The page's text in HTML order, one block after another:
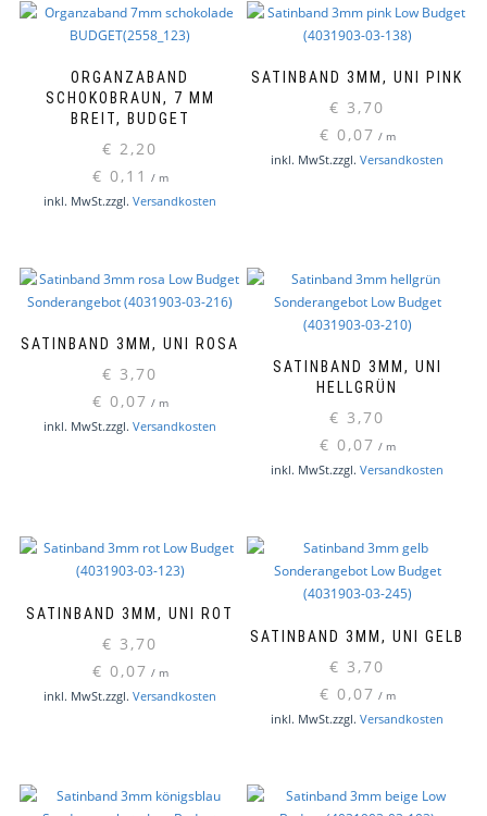
ORGANZABAND
SCHOKOBRAUN, 7 MM
BREIT, BUDGET
€ 2,20
€ 0,11 / m
inkl. MwSt.zzgl. Versandkosten
SATINBAND 3MM, UNI PINK
€ 3,70
€ 0,07 / m
inkl. MwSt.zzgl. Versandkosten
SATINBAND 3MM, UNI ROSA
€ 3,70
€ 0,07 / m
inkl. MwSt.zzgl. Versandkosten
SATINBAND 3MM, UNI
HELLGRÜN
€ 3,70
€ 0,07 / m
inkl. MwSt.zzgl. Versandkosten
SATINBAND 3MM, UNI ROT
€ 3,70
€ 0,07 / m
inkl. MwSt.zzgl. Versandkosten
SATINBAND 3MM, UNI GELB
€ 3,70
€ 0,07 / m
inkl. MwSt.zzgl. Versandkosten